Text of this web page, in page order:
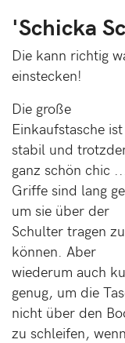
'Schicka
Die kann richtig
einstecken!
Die große
Einkaufstasche
stabil und
ganz schön chic
Griffe sind lang
um sie über der
Schulter tragen zu
können. Aber
wiederum auch
genug, um die
nicht über den
zu schleifen,